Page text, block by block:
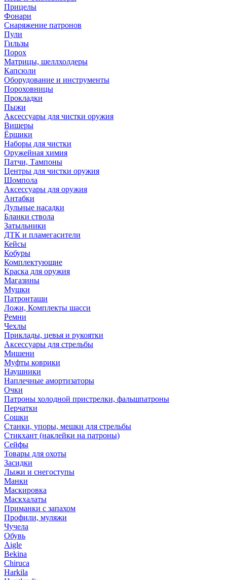
Прицелы
Фонари
Снаряжение патронов
Пули
Гильзы
Порох
Матрицы, шеллхолдеры
Капсюли
Оборудование и инструменты
Пороховницы
Прокладки
Пыжи
Аксессуары для чистки оружия
Вишеры
Ёршики
Наборы для чистки
Оружейная химия
Патчи, Тампоны
Центры для чистки оружия
Шомпола
Аксессуары для оружия
Антабки
Дульные насадки
Бланки ствола
Затыльники
ДТК и пламегасители
Кейсы
Кобуры
Комплектующие
Краска для оружия
Магазины
Мушки
Патронташи
Ложи, Комплекты шасси
Ремни
Чехлы
Приклады, цевья и рукоятки
Аксессуары для стрельбы
Мишени
Муфты коврики
Наушники
Наплечные амортизаторы
Очки
Патроны холодной пристрелки, фальшпатроны
Перчатки
Сошки
Станки, упоры, мешки для стрельбы
Стикхант (наклейки на патроны)
Сейфы
Товары для охоты
Засидки
Лыжи и снегоступы
Манки
Маскировка
Маскхалаты
Приманки с запахом
Профили, муляжи
Чучела
Обувь
Aigle
Bekina
Chiruсa
Harkila